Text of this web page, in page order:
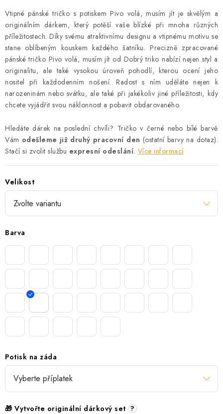
Vtipné pánské tričko s potiskem Pivo volá, musím jít je skvělým a
originálním dárkem, který potěší vaše blízké při mnoha různých
příležitostech. Díky svému atraktivnímu designu a vtipnému motivu se
stane oblíbeným kouskem každého šatníku. Precizně zpracované
pánské tričko Pivo volá, musím jít od Dobrý triko nabízí nejen styl a
originalitu, ale také vysokou úroveň pohodlí, kterou ocení jeho
nositel při každodenním nošení. Radost s ním uděláte nejen k
narozeninám nebo svátku, ale také při jakékoliv jiné příležitosti, kdy
chcete vyjádřit svou náklonnost a pobavit obdarovaného.
Hledáte dárek na poslední chvíli? Tričko v černé nebo bílé barvě
Vám odešleme již druhý pracovní den (ostatní barvy na dotaz).
Stačí si zvolit službu expresní odeslání. Více informací
Velikost
Barva
Potisk na záda
🎁 Vytvořte originální dárkový set ?